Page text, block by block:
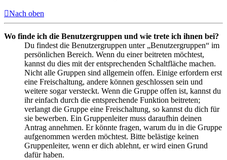
Nach oben
Wo finde ich die Benutzergruppen und wie trete ich ihnen bei?
Du findest die Benutzergruppen unter „Benutzergruppen“ im
persönlichen Bereich. Wenn du einer beitreten möchtest,
kannst du dies mit der entsprechenden Schaltfläche machen.
Nicht alle Gruppen sind allgemein offen. Einige erfordern erst
eine Freischaltung, andere können geschlossen sein und
weitere sogar versteckt. Wenn die Gruppe offen ist, kannst du
ihr einfach durch die entsprechende Funktion beitreten;
verlangt die Gruppe eine Freischaltung, so kannst du dich für
sie bewerben. Ein Gruppenleiter muss daraufhin deinen
Antrag annehmen. Er könnte fragen, warum du in die Gruppe
aufgenommen werden möchtest. Bitte belästige keinen
Gruppenleiter, wenn er dich ablehnt, er wird einen Grund
dafür haben.